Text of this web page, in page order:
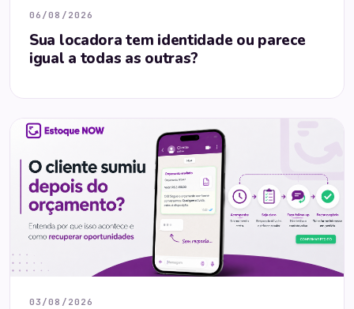
06/08/2026
Sua locadora tem identidade ou parece
igual a todas as outras?
03/08/2026